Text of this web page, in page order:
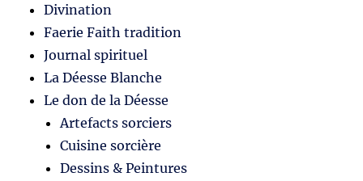
Divination
Faerie Faith tradition
Journal spirituel
La Déesse Blanche
Le don de la Déesse
Artefacts sorciers
Cuisine sorcière
Dessins & Peintures